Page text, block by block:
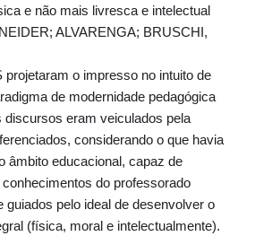
e não mais livresca e intelectual
ALVARENGA; BRUSCHI,
o impresso no intuito de
de modernidade pedagógica
discursos eram veiculados pela
considerando o que havia
âmbito educacional, capaz de
conhecimentos do professorado
guiados pelo ideal de desenvolver o
(física, moral e intelectualmente).